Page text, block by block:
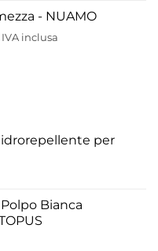
609,60 €
da
417,30 €
- NUAMO
433,30 €
IVA inclusa
per
Bianca